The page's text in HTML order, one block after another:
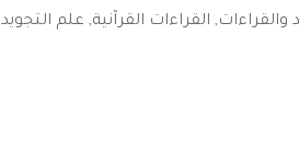
والقراءات, القراءات القرآنية, علم التجويد